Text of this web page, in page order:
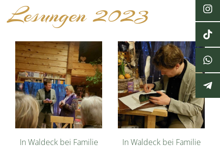
Lesungen 2023
In Waldeck bei Familie
In Waldeck bei Familie